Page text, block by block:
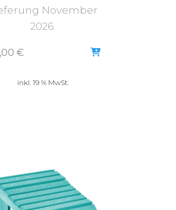
November
2026.
€
inkl. 19 % MwSt.